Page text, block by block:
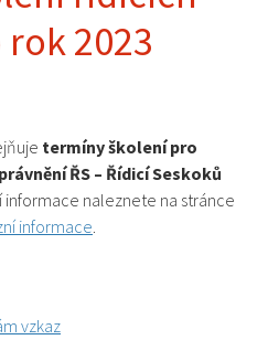
2023
termíny školení pro
ŘS – Řídicí Seskoků
informace naleznete na stránce
informace.
vzkaz